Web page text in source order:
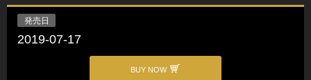
発売日
2019-07-17
BUY NOW